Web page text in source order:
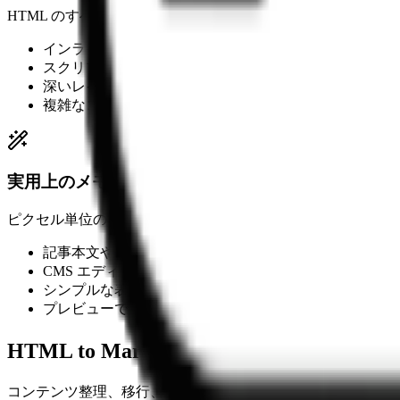
HTML のすべてに対応する Markdown 記法があるわけでは
インラインスタイルや見た目専用ラッパーは簡略化され
スクリプト、フォーム、埋め込みウィジェットは省略さ
深いレイアウト入れ子は可能な限り平坦化される
複雑なコンポーネントはプレーンテキストや単純なブ
実用上のメモ
ピクセル単位の再現よりも、コピーした HTML を整理して使
記事本文やリッチテキスト断片は相性が良い
CMS エディタからコピーした HTML は変換後に再利用
シンプルな表は Markdown テーブルへ変換される
プレビューで貼り付け前に Markdown を確認できる
HTML to Markdown の主な用途
コンテンツ整理、移行、ドキュメント化のワークフローに向